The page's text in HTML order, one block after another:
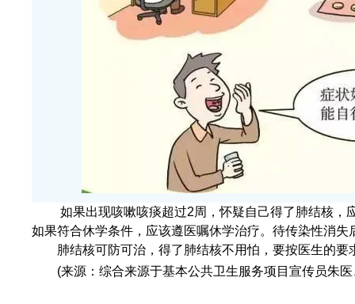
如果出现咳嗽咳痰超过2周，怀疑自己得了肺结核，
如果符合休学条件，应该遵医嘱休学治疗。待传染性消
肺结核可防可治，得了肺结核不用怕，要按医生的
(来源：综合来源于基本公共卫生服务项目宣传员